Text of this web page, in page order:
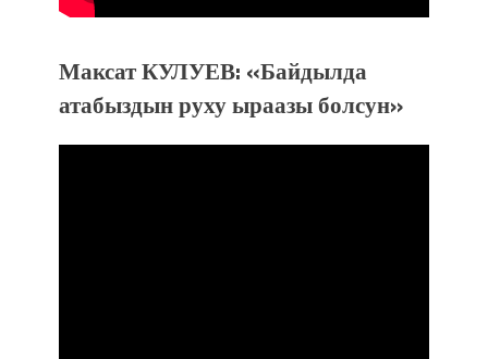
Максат КУЛУЕВ: «Байдылда
атабыздын руху ыраазы болсун»